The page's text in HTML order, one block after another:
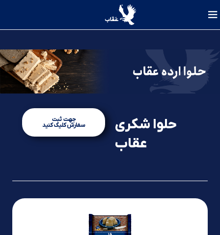
حلوا شکری
عقاب
جهت ثبت
سفارش کلیک کنید